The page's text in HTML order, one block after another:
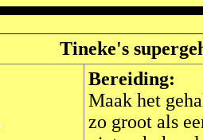
Tineke's
Bereiding:
Maak het
zo groot als